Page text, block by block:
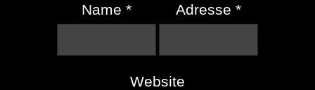
Name *
Adresse*
Website